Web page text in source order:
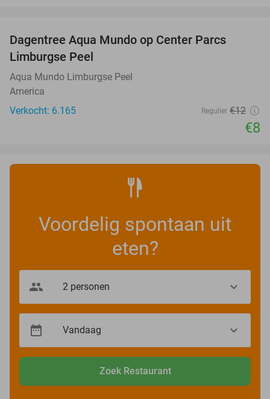
Dagentree Aqua Mundo op Center Parcs
Limburgse Peel
Aqua Mundo Limburgse Peel
America
Verkocht: 6.165
Regulier €12
€8
Voordelig spontaan uit
eten?
Zoek Restaurant